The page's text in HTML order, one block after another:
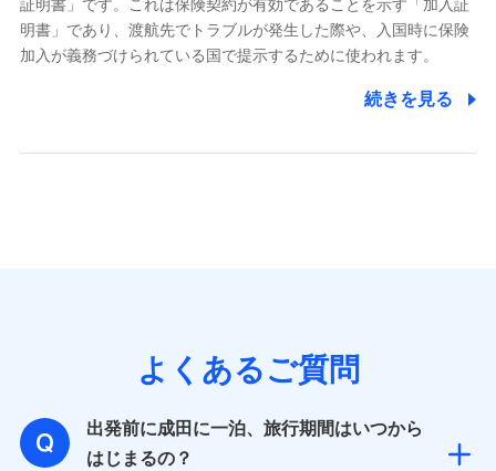
証明書」です。これは保険契約が有効であることを示す「加入証
明書」であり、渡航先でトラブルが発生した際や、入国時に保険
加入が義務づけられている国で提示するために使われます。
続きを見る
よくあるご質問
出発前に成田に一泊、旅行期間はいつから
はじまるの？